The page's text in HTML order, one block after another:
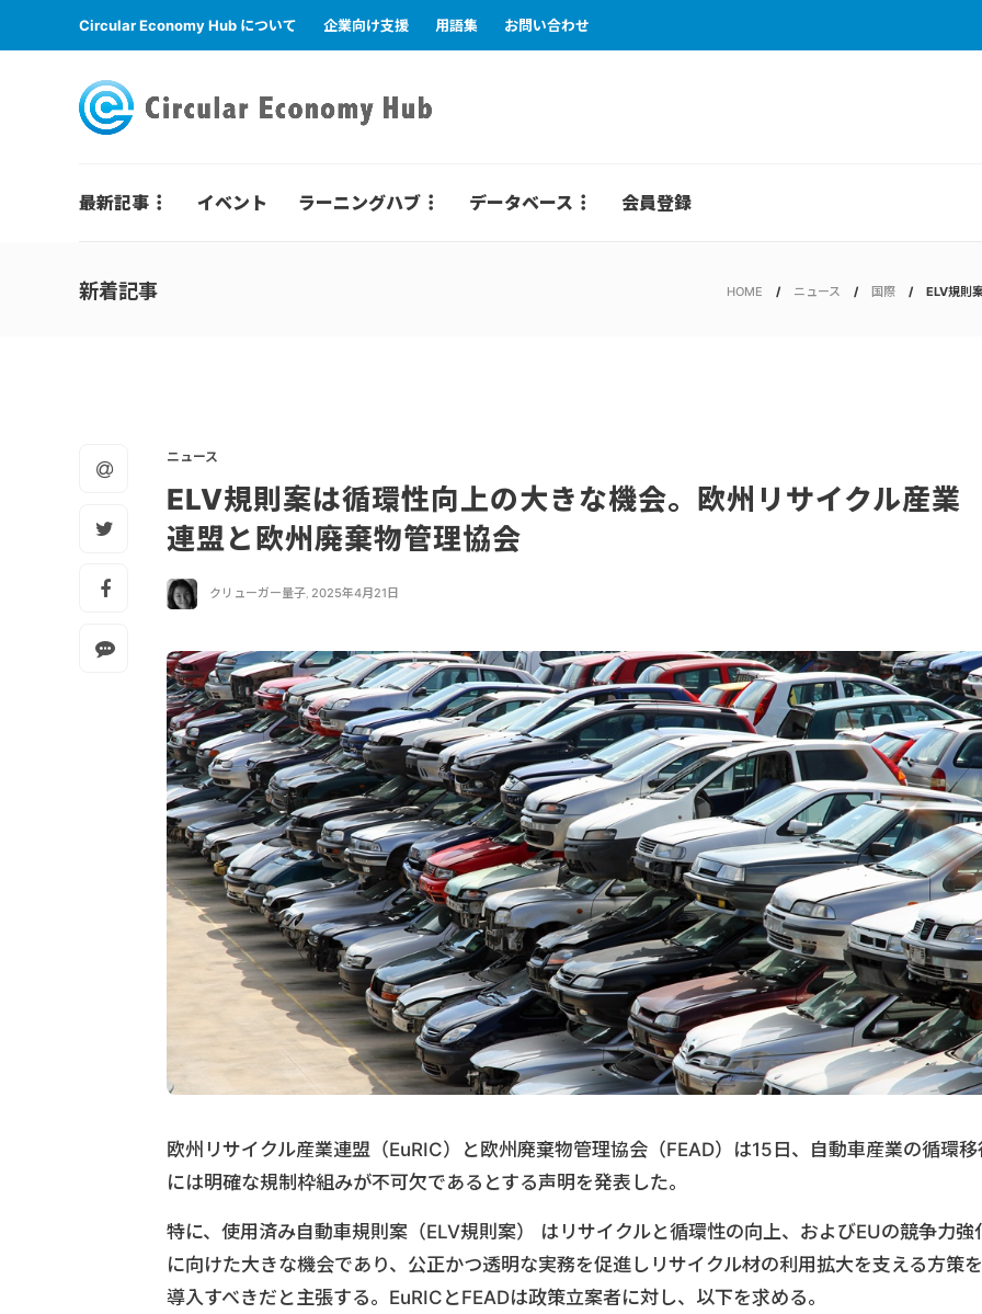
Circular Economy Hub について 企業向け支援 用語集 お問い合わせ
最新記事 イベント ラーニングハブ データベース 会員登録
新着記事 HOME ニュース 国際 ELV規則
ニュース
ELV規則案は循環性向上の大きな機会。欧州リサイクル産業
連盟と欧州廃棄物管理協会
クリューガー量子, 2025年4月21日
欧州リサイクル産業連盟（EuRIC）と欧州廃棄物管理協会（FEAD）は15日、自動車産業の循環移
には明確な規制枠組みが不可欠であるとする声明を発表した。
特に、使用済み自動車規則案（ELV規則案） はリサイクルと循環性の向上、およびEUの競争力強
に向けた大きな機会であり、公正かつ透明な実務を促進しリサイクル材の利用拡大を支える方策を
導入すべきだと主張する。EuRICとFEADは政策立案者に対し、以下を求める。